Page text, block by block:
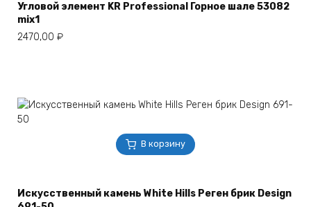
Угловой элемент KR Professional Горное шале 53082
mix1
2470,00 ₽
В корзину
Искусственный камень White Hills Реген брик Design